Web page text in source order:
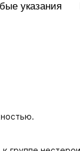
указания